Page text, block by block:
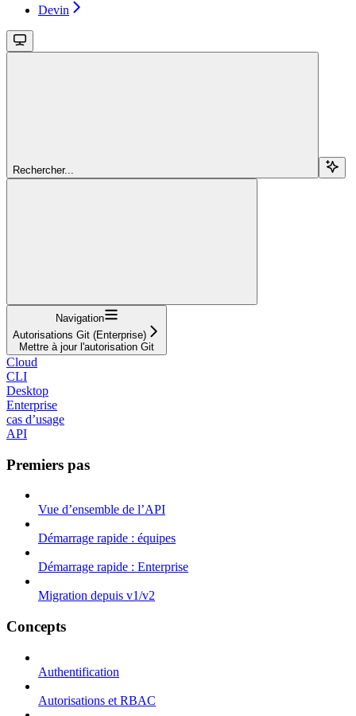
Devin
Rechercher...
Navigation
Autorisations Git (Enterprise)
Mettre à jour l'autorisation Git
Cloud
CLI
Desktop
Enterprise
cas d’usage
API
Premiers pas
Vue d’ensemble de l’API
Démarrage rapide : équipes
Démarrage rapide : Enterprise
Migration depuis v1/v2
Concepts
Authentification
Autorisations et RBAC